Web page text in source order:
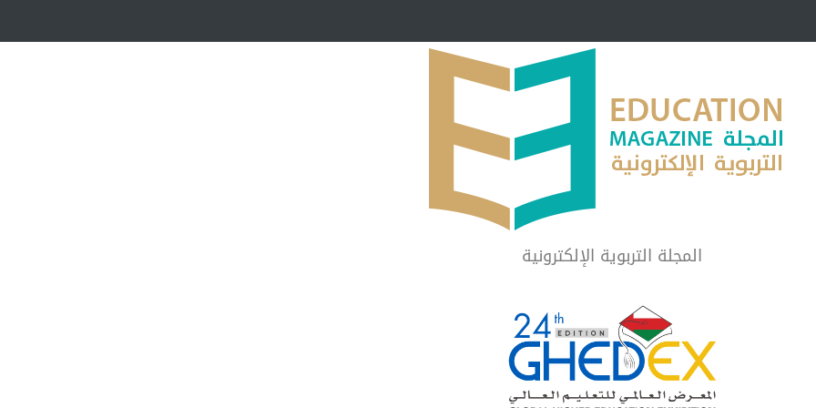
شراكة مجتمعية لمجمع تعليمي بالطائف تستهدف الأيتام وأبناء
الشهداء والمتفوقين
لماذا تعد برامج توعية الأطفال بخصوصية الجسد وقاية لا فضول؟
المجلة التربوية الإلكترونية